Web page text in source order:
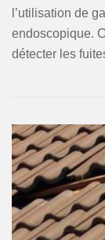
l’utilisation de
endoscopique.
détecter les